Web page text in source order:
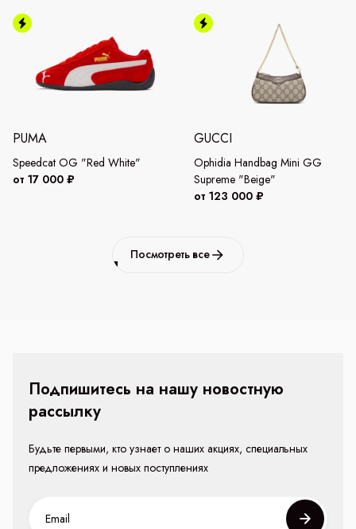
PUMA
Speedcat OG "Red White"
от 17 000 ₽
GUCCI
Ophidia Handbag Mini GG
Supreme "Beige"
от 123 000 ₽
Посмотреть все
Подпишитесь на нашу новостную
рассылку
Будьте первыми, кто узнает о наших акциях, специальных
предложениях и новых поступлениях